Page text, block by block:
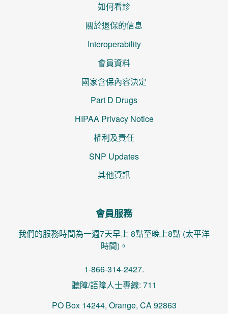
如何看診
關於退保的信息
Interoperability
會員資料
國家含保內容決定
Part D Drugs
HIPAA Privacy Notice
權利及責任
SNP Updates
其他資訊
會員服務
我們的服務時間為一週7天早上 8點至晚上8點 (太平洋
時間)。
1-866-314-2427.
聽障/語障人士專線: 711
PO Box 14244, Orange, CA 92863